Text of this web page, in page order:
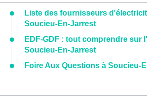
Liste des fournisseurs
Soucieu-En-Jarrest
EDF-GDF : tout comprendre sur
Soucieu-En-Jarrest
Foire Aux Questions à Soucieu-